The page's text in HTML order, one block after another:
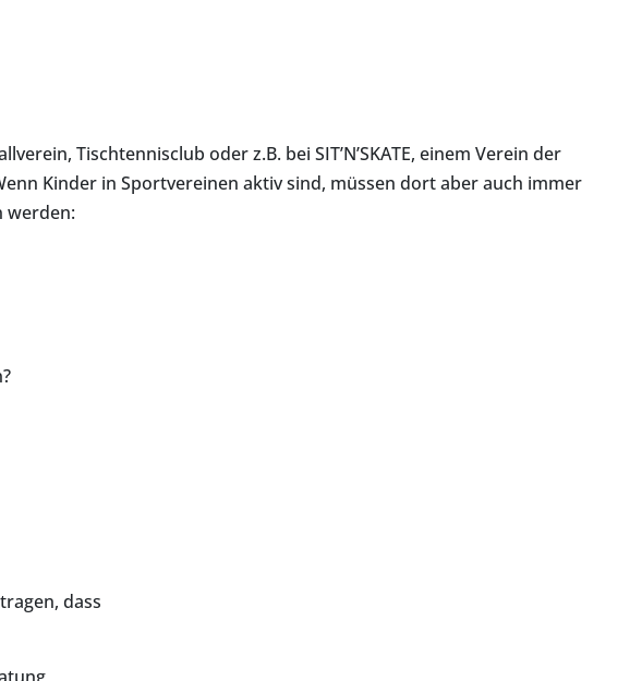
Tischtennisclub oder z.B. bei SIT’N’SKATE, einem Verein der
Kinder in Sportvereinen aktiv sind, müssen dort aber auch immer
werden:
dass